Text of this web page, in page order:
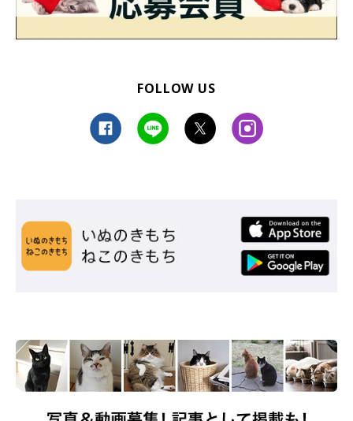
らないようふだん以上に気をつけましょう！
参考／「ねこのきもち」2021年12月号『冬の暮らしヒヤリ事件
写真／Akimasa Harada
FOLLOW US